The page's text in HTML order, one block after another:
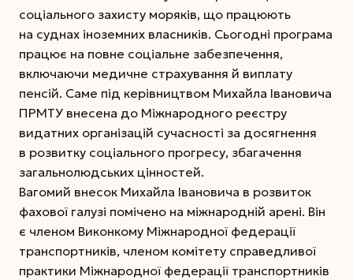
соціального захисту моряків, що працюють
на суднах іноземних власників. Сьогодні програма
працює на повне соціальне забезпечення,
включаючи медичне страхування й виплату
пенсій. Саме під керівництвом Михайла Івановича
ПРМТУ внесена до Міжнародного реєстру
видатних організацій сучасності за досягнення
в розвитку соціального прогресу, збагачення
загальнолюдських цінностей.
Вагомий внесок Михайла Івановича в розвиток
фахової галузі помічено на міжнародній арені. Він
є членом Виконкому Міжнародної федерації
транспортників, членом комітету справедливої
практики Міжнародної федерації транспортників